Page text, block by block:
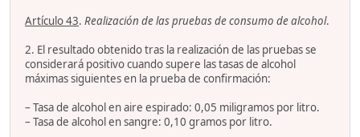
Artículo 43. Realización de las pruebas de consumo de alcohol.
2. El resultado obtenido tras la realización de las pruebas se
considerará positivo cuando supere las tasas de alcohol
máximas siguientes en la prueba de confirmación:
– Tasa de alcohol en aire espirado: 0,05 miligramos por litro.
– Tasa de alcohol en sangre: 0,10 gramos por litro.